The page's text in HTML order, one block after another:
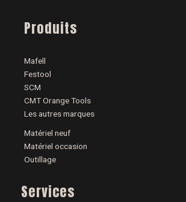
Produits
Mafell
Festool
SCM
CMT Orange Tools
Les autres marques
Matériel neuf
Matériel occasion
Outillage
Services